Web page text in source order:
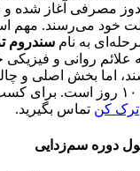
مصرفی آغاز شده و
خود می‌رسند. مهم
به نام سندروم
علائم روانی و فیزیکی
اما بخش اصلی و
دوره اولیه یک هفته تا ۱۰ روز
ترک کن تماس بگیرید.
دوره سم‌زدایی